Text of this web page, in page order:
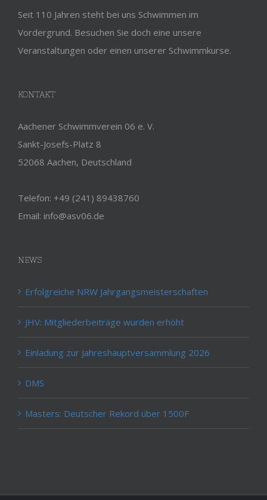
Seit 110 Jahren steht bei uns Schwimmen im
Vordergrund. Besuchen Sie doch eine unsere
Veranstaltungen oder einen unserer Schwimmkurse.
KONTAKT
Aachener Schwimmverein 06 e. V.
Sankt-Josefs-Platz 8
52068 Aachen, Deutschland
Telefon: +49 (241) 89438760
Email: info@asv06.de
NEWS
Erfolgreiche NRW Jahrgangsmeisterschaften
JHV: Mitgliederbeiträge wurden erhöht
Einladung zur Jahreshauptversammlung 2026
DMS
Masters: Deutscher Rekord über 1500F